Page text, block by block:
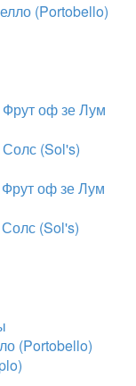
(Portobello)
оф зе Лум
(Sol's)
оф зе Лум
(Sol's)
(Portobello)